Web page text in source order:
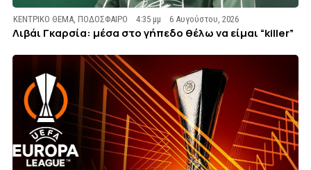
ΚΕΝΤΡΙΚΟ ΘΕΜΑ,ΠΟΔΟΣΦΑΙΡΟ 4:35 μμ 6 Αυγούστου, 2026
Λιβάι Γκαρσία: μέσα στο γήπεδο θέλω να είμαι “killer”